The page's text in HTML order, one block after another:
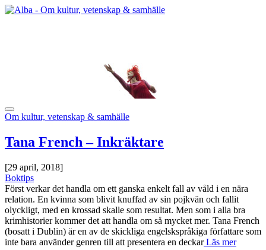
Om kultur, vetenskap & samhälle
Tana French – Inkräktare
[29 april, 2018]
Boktips
Först verkar det handla om ett ganska enkelt fall av våld i en nära
relation. En kvinna som blivit knuffad av sin pojkvän och fallit
olyckligt, med en krossad skalle som resultat. Men som i alla bra
krimhistorier kommer det att handla om så mycket mer. Tana French
(bosatt i Dublin) är en av de skickliga engelskspråkiga författare som
inte bara använder genren till att presentera en deckarLäs mer